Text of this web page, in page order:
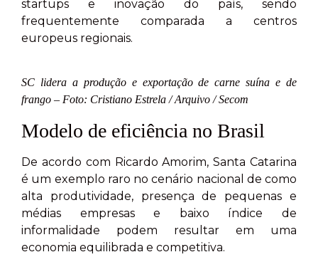
startups e inovação do país, sendo
frequentemente comparada a centros
europeus regionais.
SC lidera a produção e exportação de carne suína e de
frango – Foto: Cristiano Estrela / Arquivo / Secom
Modelo de eficiência no Brasil
De acordo com Ricardo Amorim, Santa Catarina
é um exemplo raro no cenário nacional de como
alta produtividade, presença de pequenas e
médias empresas e baixo índice de
informalidade podem resultar em uma
economia equilibrada e competitiva.